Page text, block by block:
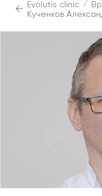
Evolutis clinic
Кученков